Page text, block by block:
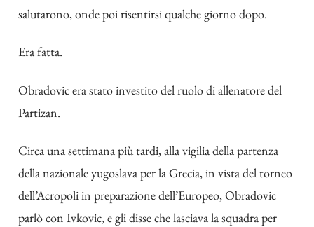
salutarono, onde poi risentirsi qualche giorno dopo.
Era fatta.
Obradovic era stato investito del ruolo di allenatore del
Partizan.
Circa una settimana più tardi, alla vigilia della partenza
della nazionale yugoslava per la Grecia, in vista del torneo
dell’Acropoli in preparazione dell’Europeo, Obradovic
parlò con Ivkovic, e gli disse che lasciava la squadra per